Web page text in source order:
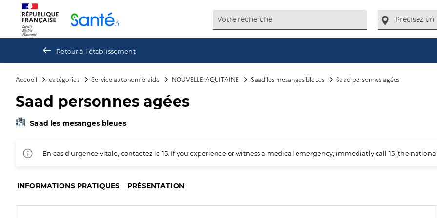
Retour à l'établissement
Accueil catégories Service autonomie aide NOUVELLE-AQUITAINE Saad les mesanges bleues Saad personnes agées
Saad personnes agées
Saad les mesanges bleues
En cas d'urgence vitale, contactez le 15. If you experience or witness a medical emergency, immediatly call 15 (the
INFORMATIONS PRATIQUES PRÉSENTATION
Panneau de gestion des cookies